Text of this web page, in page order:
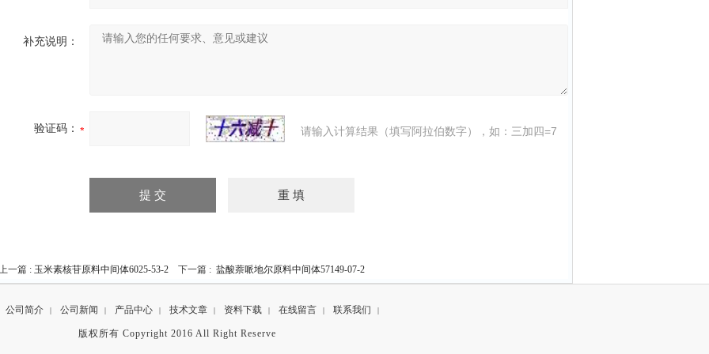
补充说明：
验证码： 请输入计算结果（填写阿拉伯数字），如：三加四=7
一篇 : 玉米素核苷原料中间体6025-53-2 下一篇 : 盐酸萘哌地尔原料中间体57149-07-2
公司简介 | 公司新闻 | 产品中心 | 技术文章 | 资料下载 | 在线留言 | 联系我们 |
版权所有 Copyright 2016 All Right Reserve